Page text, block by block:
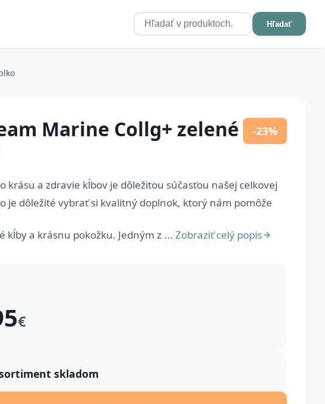
Hľadať
Marine Collg+ zelené
-23%
krásu a zdravie kĺbov je dôležitou súčasťou našej celkovej
je dôležité vybrať si kvalitný doplnok, ktorý nám pomôže
kĺby a krásnu pokožku. Jedným z ... Zobraziť celý popis
€
skladom